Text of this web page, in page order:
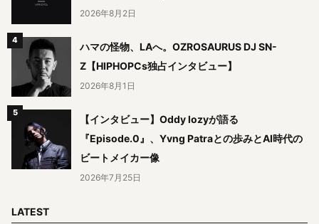
2026年8月2日
ハマの怪物、LAへ。OZROSAURUS DJ SN-
Z【HIPHOPCs独占インタビュー】
2026年8月1日
【インタビュー】Oddy lozyが語る
『Episode.0』、Yvng Patraとの歩みとAI時代の
ビートメイカー像
2026年7月25日
LATEST